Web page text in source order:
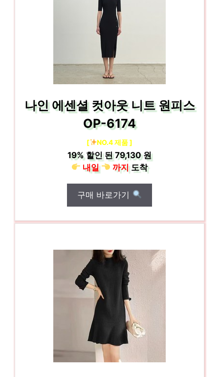
나인 에센셜 컷아웃 니트 원피스
OP-6174
[ NO.4 제품 ]
19% 할인 된79,130 원
내일
까지도착
구매 바로가기